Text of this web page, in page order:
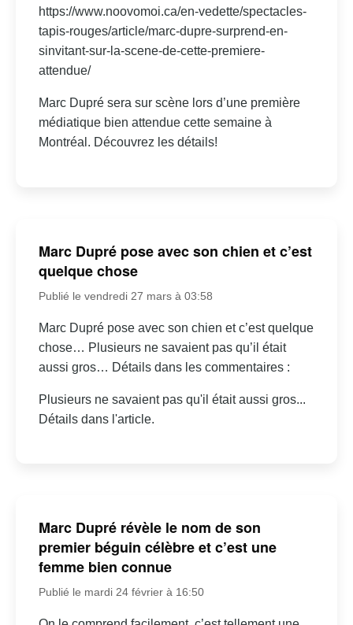
https://www.noovomoi.ca/en-vedette/spectacles-
tapis-rouges/article/marc-dupre-surprend-en-
sinvitant-sur-la-scene-de-cette-premiere-
attendue/
Marc Dupré sera sur scène lors d’une première
médiatique bien attendue cette semaine à
Montréal. Découvrez les détails!
Marc Dupré pose avec son chien et c’est
quelque chose
Publié le vendredi 27 mars à 03:58
Marc Dupré pose avec son chien et c’est quelque
chose… Plusieurs ne savaient pas qu’il était
aussi gros… Détails dans les commentaires :
Plusieurs ne savaient pas qu'il était aussi gros...
Détails dans l'article.
Marc Dupré révèle le nom de son
premier béguin célèbre et c’est une
femme bien connue
Publié le mardi 24 février à 16:50